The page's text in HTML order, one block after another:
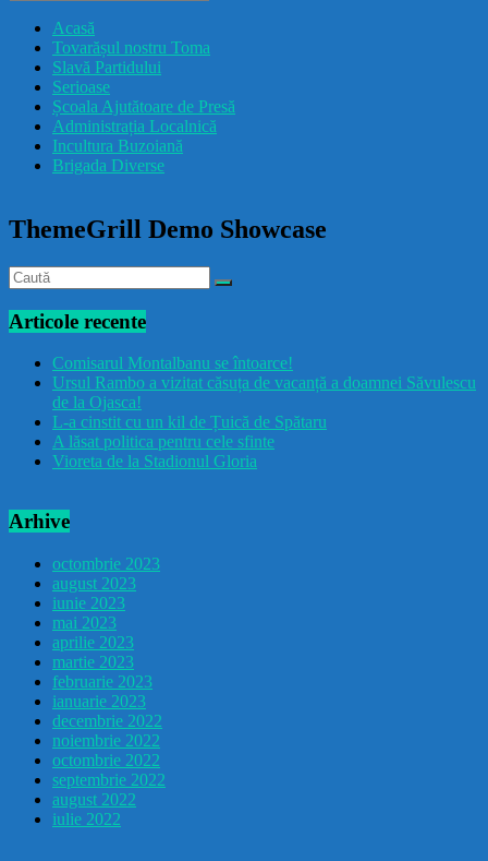
Acasă
Tovarășul nostru Toma
Slavă Partidului
Serioase
Școala Ajutătoare de Presă
Administrația Localnică
Incultura Buzoiană
Brigada Diverse
ThemeGrill Demo Showcase
Articole recente
Comisarul Montalbanu se întoarce!
Ursul Rambo a vizitat căsuța de vacanță a doamnei Săvulescu
de la Ojasca!
L-a cinstit cu un kil de Țuică de Spătaru
A lăsat politica pentru cele sfinte
Vioreta de la Stadionul Gloria
Arhive
octombrie 2023
august 2023
iunie 2023
mai 2023
aprilie 2023
martie 2023
februarie 2023
ianuarie 2023
decembrie 2022
noiembrie 2022
octombrie 2022
septembrie 2022
august 2022
iulie 2022